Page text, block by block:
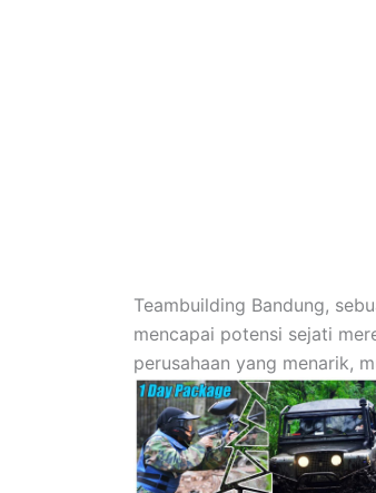
Teambuilding Bandung,
mencapai potensi sejati
perusahaan yang menarik,